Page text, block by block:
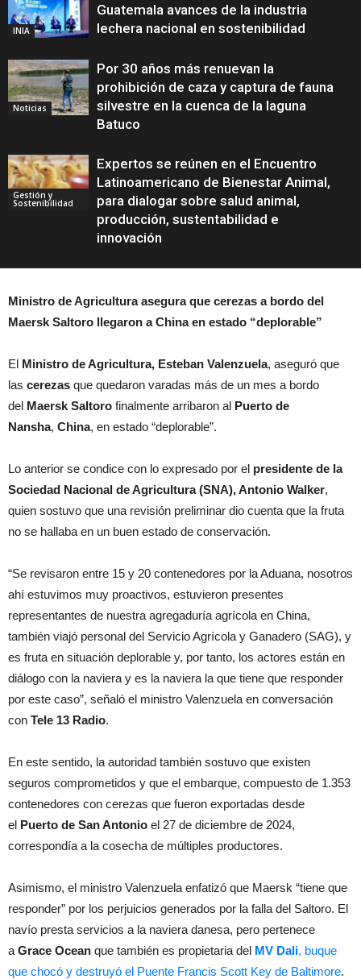
INIA
Guatemala avances de la industria
lechera nacional en sostenibilidad
Noticias
Por 30 años más renuevan la
prohibición de caza y captura de fauna
silvestre en la cuenca de la laguna
Batuco
Gestión y
Sostenibilidad
Expertos se reúnen en el Encuentro
Latinoamericano de Bienestar Animal,
para dialogar sobre salud animal,
producción, sustentabilidad e
innovación
Ministro de Agricultura asegura que cerezas a bordo del
Maersk Saltoro llegaron a China en estado “deplorable”
El Ministro de Agricultura, Esteban Valenzuela, aseguró que
las cerezas que quedaron varadas más de un mes a bordo
del Maersk Saltoro finalmente arribaron al Puerto de
Nansha, China, en estado “deplorable”.
Lo anterior se condice con lo expresado por el presidente de la
Sociedad Nacional de Agricultura (SNA), Antonio Walker,
quien sostuvo que una revisión preliminar dio cuenta que la fruta
no se hallaba en un buen estado de conservación.
“Se revisaron entre 15 y 20 contenedores por la Aduana, nosotros
ahí estuvimos muy proactivos, estuvieron presentes
representantes de nuestra agregaduría agrícola en China,
también viajó personal del Servicio Agrícola y Ganadero (SAG), y
es fruta en situación deplorable y, por tanto, los actores están en
diálogo con la naviera y es la naviera la que tiene que responder
por este caso”, señaló el ministro Valenzuela en conversación
con Tele 13 Radio.
En este sentido, la autoridad también sostuvo que existen
seguros comprometidos y que el embarque, compuesto de 1.353
contenedores con cerezas que fueron exportadas desde
el Puerto de San Antonio el 27 de diciembre de 2024,
correspondía a la cosecha de múltiples productores.
Asimismo, el ministro Valenzuela enfatizó que Maersk “tiene que
responder” por los perjuicios generados por la falla del Saltoro. El
navío presta servicios a la naviera danesa, pero pertenece
a Grace Ocean que también es propietaria del MV Dali, buque
que chocó y destruyó el Puente Francis Scott Key de Baltimore.